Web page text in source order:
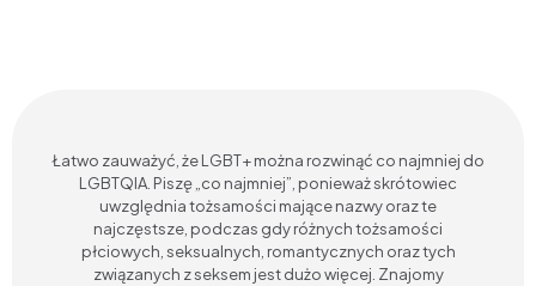
Łatwo zauważyć, że LGBT+ można rozwinąć co najmniej do
LGBTQIA. Piszę „co najmniej”, ponieważ skrótowiec
uwzględnia tożsamości mające nazwy oraz te
najczęstsze, podczas gdy różnych tożsamości
płciowych, seksualnych, romantycznych oraz tych
związanych z seksem jest dużo więcej. Znajomy